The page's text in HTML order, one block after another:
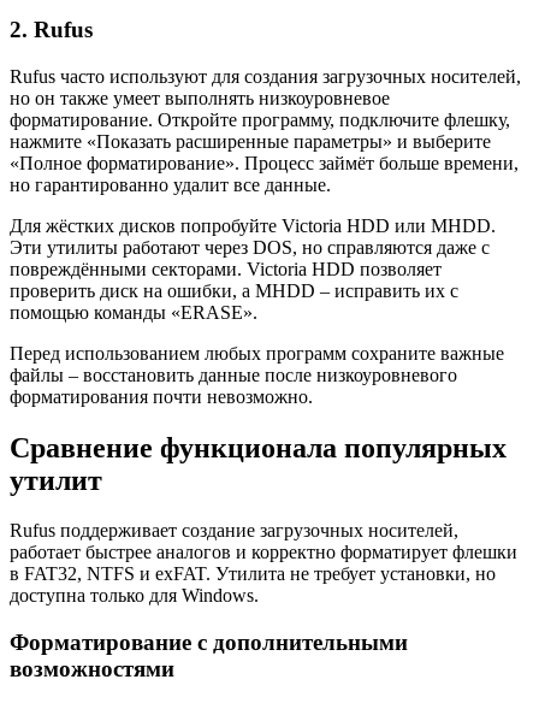
2. Rufus
Rufus часто используют для создания загрузочных носителей,
но он также умеет выполнять низкоуровневое
форматирование. Откройте программу, подключите флешку,
нажмите «Показать расширенные параметры» и выберите
«Полное форматирование». Процесс займёт больше времени,
но гарантированно удалит все данные.
Для жёстких дисков попробуйте Victoria HDD или MHDD.
Эти утилиты работают через DOS, но справляются даже с
повреждёнными секторами. Victoria HDD позволяет
проверить диск на ошибки, а MHDD – исправить их с
помощью команды «ERASE».
Перед использованием любых программ сохраните важные
файлы – восстановить данные после низкоуровневого
форматирования почти невозможно.
Сравнение функционала популярных
утилит
Rufus поддерживает создание загрузочных носителей,
работает быстрее аналогов и корректно форматирует флешки
в FAT32, NTFS и exFAT. Утилита не требует установки, но
доступна только для Windows.
Форматирование с дополнительными
возможностями